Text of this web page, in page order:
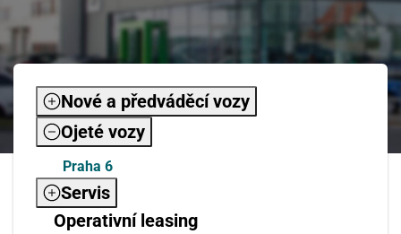
Nové a předváděcí vozy
Ojeté vozy
Praha 6
Servis
Operativní leasing